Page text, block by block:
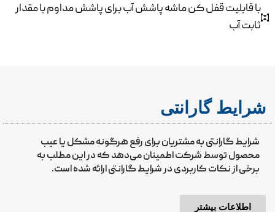
با قابلیت قفل کن ماشه پاشش آب برای پاشش مداوم با مقدار
ثابت آب
شرایط گارانتی
شرایط گارانتی به مشتریان برای رفع هرگونه مشکل یا عیب
محصول توسط شرکت اطمینان می‌دهد که در این مطلب به
برخی از نکات کاربردی در شرایط گارانتی ارائه شده است.
اطلاعات بیشتر